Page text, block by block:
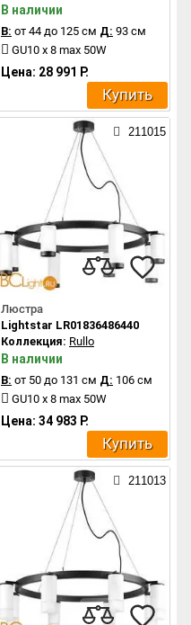
В наличии
В: от 44 до 125 см Д: 93 см
GU10 x 8 max 50W
Цена: 28 991 Р.
Купить
211015
Люстра
Lightstar LR01836486440
Коллекция: Rullo
В наличии
В: от 50 до 131 см Д: 106 см
GU10 x 8 max 50W
Цена: 34 983 Р.
Купить
211013